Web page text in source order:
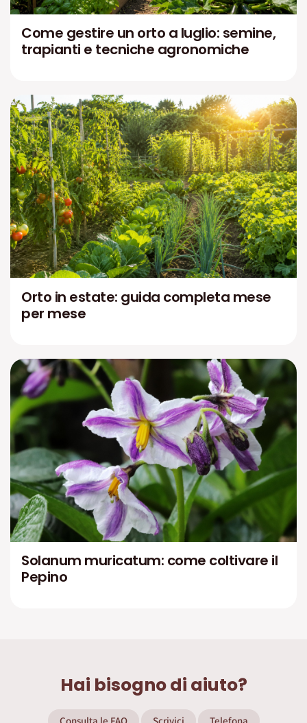
Come gestire un orto a luglio: semine,
trapianti e tecniche agronomiche
Orto in estate: guida completa mese
per mese
Solanum muricatum: come coltivare il
Pepino
Hai bisogno di aiuto?